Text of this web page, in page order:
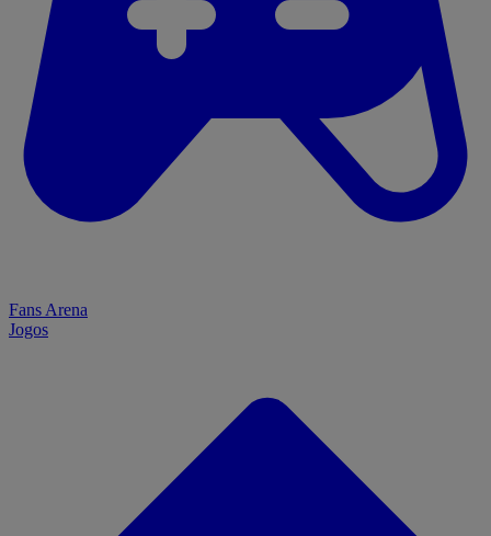
Fans Arena
Jogos